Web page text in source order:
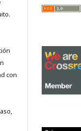
con